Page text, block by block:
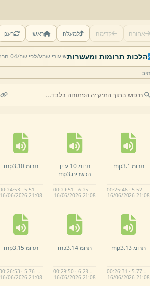
אחורה קדימה למעלה ראשי רענן
הלכות תרומות ומעשרותשיעורי שמע/לפי שם/04 הרב משולם וורמסר/
תרומ 1. mp3
00:25:46 · 5.52 MB
16/06/2026 21:08
תרומ 10 ענין
הכשרים.mp3
00:29:51 · 6.25 MB
16/06/2026 21:08
תרומ 10. mp3
00:24:53 · 5.51 MB
16/06/2026 21:08
תרומ 13. mp3
00:26:31 · 5.77 MB
16/06/2026 21:08
תרומ 14. mp3
00:29:50 · 6.28 MB
16/06/2026 21:08
תרומ 15. mp3
00:26:53 · 5.76 MB
16/06/2026 21:08